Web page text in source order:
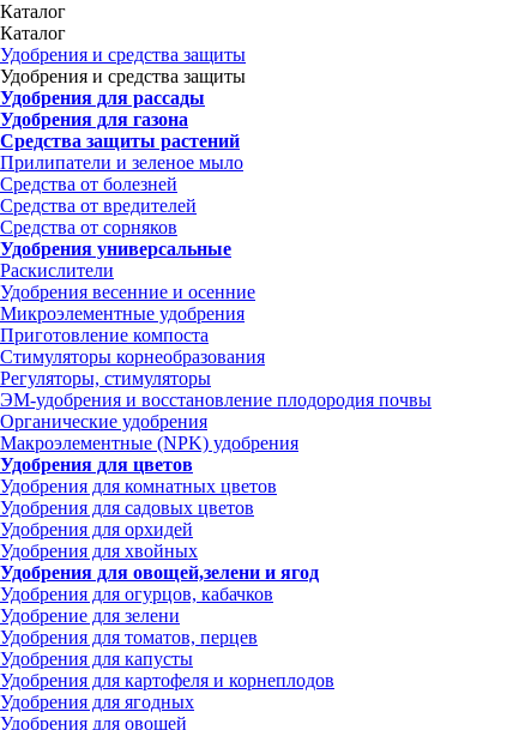
Каталог
Каталог
Удобрения и средства защиты
Удобрения и средства защиты
Удобрения для рассады
Удобрения для газона
Средства защиты растений
Прилипатели и зеленое мыло
Средства от болезней
Средства от вредителей
Средства от сорняков
Удобрения универсальные
Раскислители
Удобрения весенние и осенние
Микроэлементные удобрения
Приготовление компоста
Стимуляторы корнеобразования
Регуляторы, стимуляторы
ЭМ-удобрения и восстановление плодородия почвы
Органические удобрения
Макроэлементные (NPK) удобрения
Удобрения для цветов
Удобрения для комнатных цветов
Удобрения для садовых цветов
Удобрения для орхидей
Удобрения для хвойных
Удобрения для овощей,зелени и ягод
Удобрения для огурцов, кабачков
Удобрение для зелени
Удобрения для томатов, перцев
Удобрения для капусты
Удобрения для картофеля и корнеплодов
Удобрения для ягодных
Удобрения для овощей